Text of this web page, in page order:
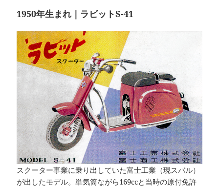
1950年生まれ｜ラビットS-41
スクーター事業に乗り出していた富士工業（現スバル）
が出したモデル。単気筒ながら169ccと当時の原付免許